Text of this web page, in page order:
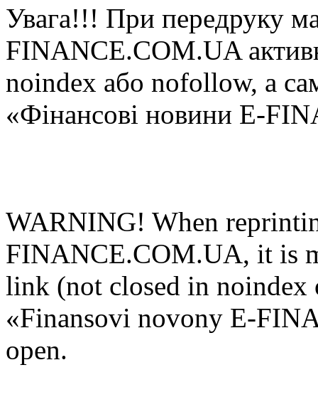
Увaгa!!! При пeрeдруку
FINANCE.COM.UA
noindex або nofollow, а
«Фінансові новини E-
WARNING! When
FINANCE.COM.UA, it is
link (not closed in
«Finansovi novony E-
open.